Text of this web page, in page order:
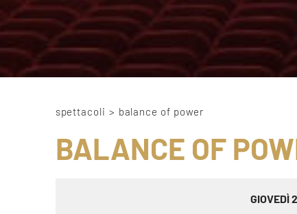
spettacoli > balance of power
BALANCE OF
GIOVEDÌ